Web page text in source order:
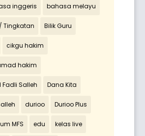
inggeris bahasa melayu
Tingkatan Bilik Guru
cikgu hakim
hakim
Salleh Dana Kita
durioo Durioo Plus
MFS edu kelas live